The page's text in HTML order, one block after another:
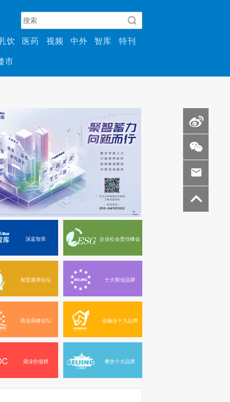
饮 医药 视频 中外 智库 特刊
市
深蓝智库 企业社会责任峰会
智慧康养论坛 十大商业品牌
商业高峰论坛 金融业十大品牌
酒业价值榜 餐饮十大品牌